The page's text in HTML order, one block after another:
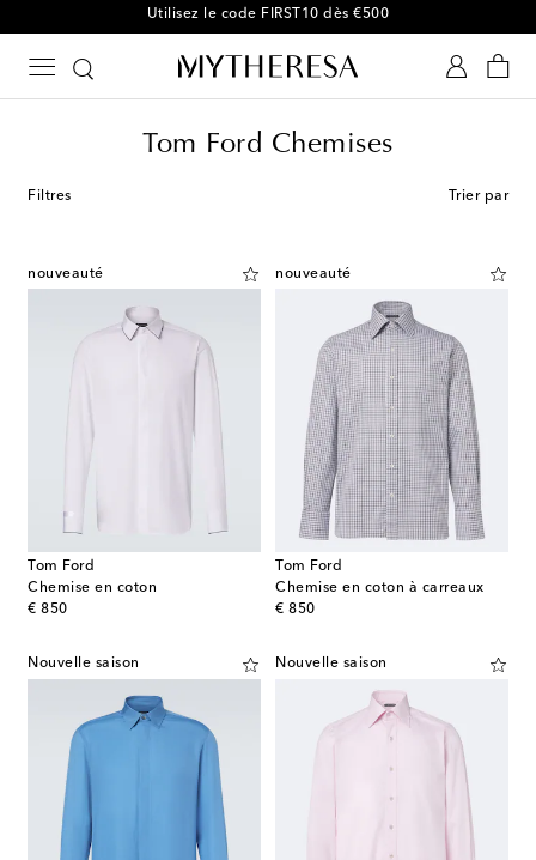
-10 % sur votre 1ʳᵉ commande parmi une sélection
Tom Ford Chemises
Filtres Trier par
nouveauté
Tom Ford
Chemise en coton
€ 850
original price
nouveauté
Tom Ford
Chemise en coton à carreaux
€ 850
original price
Nouvelle saison Nouvelle saison